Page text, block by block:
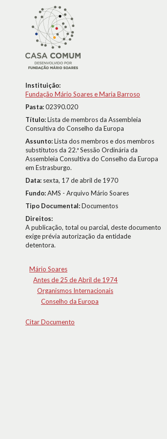
Instituição:
Fundação Mário Soares e Maria Barroso
Pasta:02390.020
Título:Lista de membros da Assembleia
Consultiva do Conselho da Europa
Assunto:Lista dos membros e dos membros
substitutos da 22.ª Sessão Ordinária da
Assembleia Consultiva do Conselho da Europa
em Estrasburgo.
Data: sexta, 17 de abril de 1970
Fundo:AMS - Arquivo Mário Soares
Tipo Documental:Documentos
Direitos:
A publicação, total ou parcial, deste documento
exige prévia autorização da entidade
detentora.
Mário Soares
Antes de 25 de Abril de 1974
Organismos Internacionais
Conselho da Europa
Citar Documento